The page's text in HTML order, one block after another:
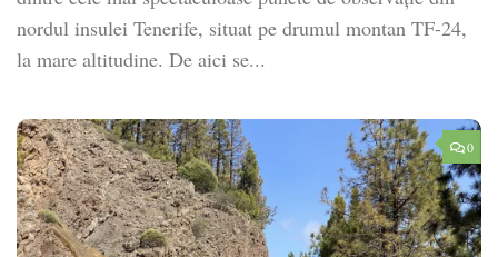
nordul insulei Tenerife, situat pe drumul montan TF-24,
la mare altitudine. De aici se...
0